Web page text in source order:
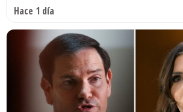
Hace 1 día